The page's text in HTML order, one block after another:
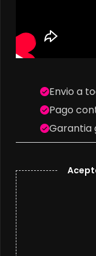
Envio a
Pago
Garantia